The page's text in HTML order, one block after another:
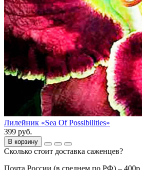
Лилейник «Sea Of Possibilities»
399 руб.
В корзину
Сколько стоит доставка саженцев?
Почта России (в среднем по РФ) – 400р.